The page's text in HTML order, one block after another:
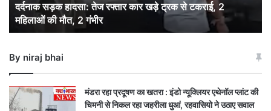
टकराई,
2
की
मौत,
गंभीर
दर्दनाक सड़क हादसा: तेज रफ्तार कार खड़े ट्रक से टकराई, 2
महिलाओं की मौत, 2 गंभीर
By niraj bhai
मंडरा रहा प्रदूषण का खतरा : इंडो न्यूक्लियर एथेनॉल प्लांट की
चिमनी से निकल रहा जहरीला धुआं, रहवासियो ने उठाए सवाल